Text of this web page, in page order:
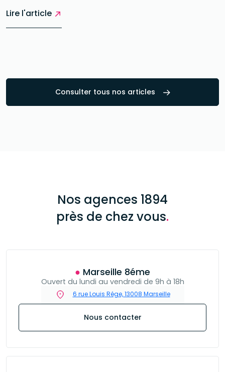
Lire l'article
Consulter tous nos articles
Nos agences 1894
près de chez vous.
● Marseille 8éme
Ouvert du lundi au vendredi de 9h à 18h
6 rue Louis Rége, 13008 Marseille
Nous contacter